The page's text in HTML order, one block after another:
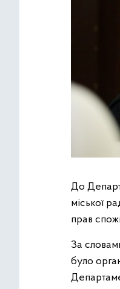
До
міської
прав
За
було